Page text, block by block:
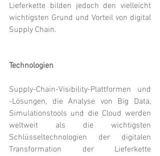
Lieferkette bilden jedoch den vielleicht
wichtigsten Grund und Vorteil von digital
Supply Chain.
Technologien
Supply-Chain-Visibility-Plattformen und
-Lösungen, die Analyse von Big Data,
Simulationstools und die Cloud werden
weltweit als die wichtigsten
Schlüsseltechnologien der digitalen
Transformation der Lieferkette